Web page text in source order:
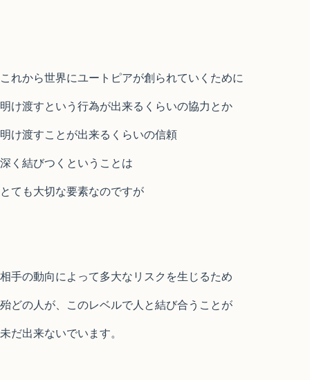
これから世界にユートピアが創られていくために
明け渡すという行為が出来るくらいの協力とか
明け渡すことが出来るくらいの信頼
深く結びつくということは
とても大切な要素なのですが
相手の動向によって多大なリスクを生じるため
殆どの人が、このレベルで人と結び合うことが
未だ出来ないでいます。